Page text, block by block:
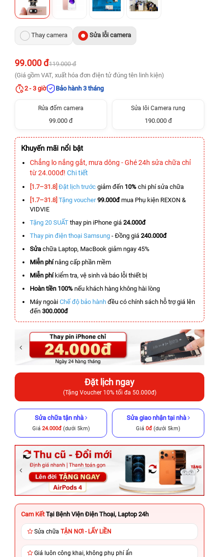
Thay camera Sửa lỗi camera
99.000 đ119.000 đ
(Giá gồm VAT, xuất hóa đơn điện tử đúng tên linh kiện)
2 - 3 giờ
Bảo hành 3 tháng
Rửa đốm camera
99.000 đ
Sửa lỗi Camera rung
190.000 đ
Khuyến mãi nổi bật
Chẳng lo nắng gắt, mưa dông - Ghé 24h sửa chữa chỉ
từ 24.000đ! Chi tiết
[1.7–31.8] Đặt lịch trước giảm đến 10% chi phí sửa chữa
[1.7–31.8] Tặng voucher 99.000đmua Phụ kiện REXON &
VIDVIE
Tặng 20 SUẤT thay pin iPhone giá 24.000đ
Thay pin điện thoại Samsung - Đồng giá 240.000đ
Sửa chữa Laptop, MacBook giảm ngay 45%
Miễn phínâng cấp phần mềm
Miễn phíkiểm tra, vệ sinh và báo lỗi thiết bị
Hoàn tiền 100% nếu khách hàng không hài lòng
Máy ngoài Chế độ bảo hành đều có chính sách hỗ trợ giá lên
đến 300.000đ
Đặt lịch ngay
(Tặng Voucher 10% tối đa 50.000đ)
Sửa chữa tận nhà
Giá 24.000đ(dưới 5km)
Sửa giao nhận tại nhà
Giá 0đ (dưới 5km)
Cam Kết Tại Bệnh Viện Điện Thoại, Laptop 24h
Sửa chữa TẬN NƠI - LẤY LIỀN
Giá luôn công khai, không phụ phí ẩn